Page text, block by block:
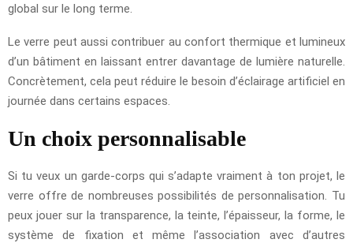
global sur le long terme.
Le verre peut aussi contribuer au confort thermique et lumineux
d’un bâtiment en laissant entrer davantage de lumière naturelle.
Concrètement, cela peut réduire le besoin d’éclairage artificiel en
journée dans certains espaces.
Un choix personnalisable
Si tu veux un garde-corps qui s’adapte vraiment à ton projet, le
verre offre de nombreuses possibilités de personnalisation. Tu
peux jouer sur la transparence, la teinte, l’épaisseur, la forme, le
système de fixation et même l’association avec d’autres